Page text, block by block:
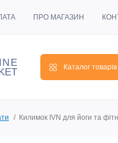
ПРО МАГАЗИН
Каталог товарів
Килимок IVN для йоги та